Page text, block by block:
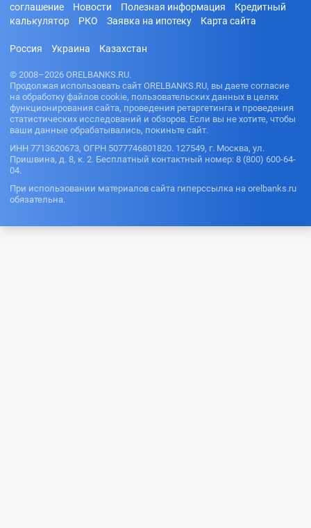
соглашение
Новости Полезная информация
Кредитный
калькулятор
РКО Заявка на ипотеку Карта сайта
Россия Украина Казахстан
© 2008–2026 ORELBANKS.RU.
Продолжая использовать сайт ORELBANKS.RU, вы даете согласие
на обработку файлов cookie, пользовательских данных в целях
функционирования сайта, проведения ретаргетинга и проведения
статистических исследований и обзоров. Если вы не хотите, чтобы
ваши данные обрабатывались, покиньте сайт.
ИНН 7713620673, ОГРН 5077746801820. 127549, г. Москва, ул.
Пришвина, д. 8, к. 2. Бесплатный контактный номер: 8 (800) 600-64-
04.
При использовании материалов сайта гиперссылка на orelbanks.ru
обязательна.